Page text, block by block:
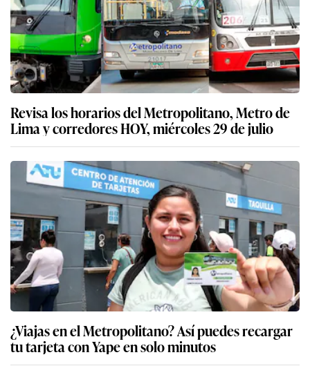
Revisa los horarios del Metropolitano, Metro de
Lima y corredores HOY, miércoles 29 de julio
¿Viajas en el Metropolitano? Así puedes recargar
tu tarjeta con Yape en solo minutos